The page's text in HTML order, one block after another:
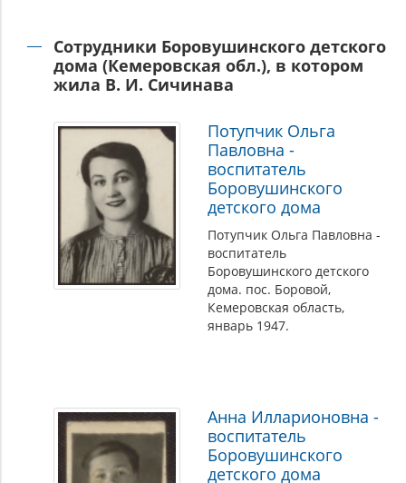
Сотрудники Боровушинского детского
дома (Кемеровская обл.), в котором
жила В. И. Сичинава
Потупчик Ольга
Павловна -
воспитатель
Боровушинского
детского дома
Потупчик Ольга Павловна -
воспитатель
Боровушинского детского
дома. пос. Боровой,
Кемеровская область,
январь 1947.
Анна Илларионовна -
воспитатель
Боровушинского
детского дома